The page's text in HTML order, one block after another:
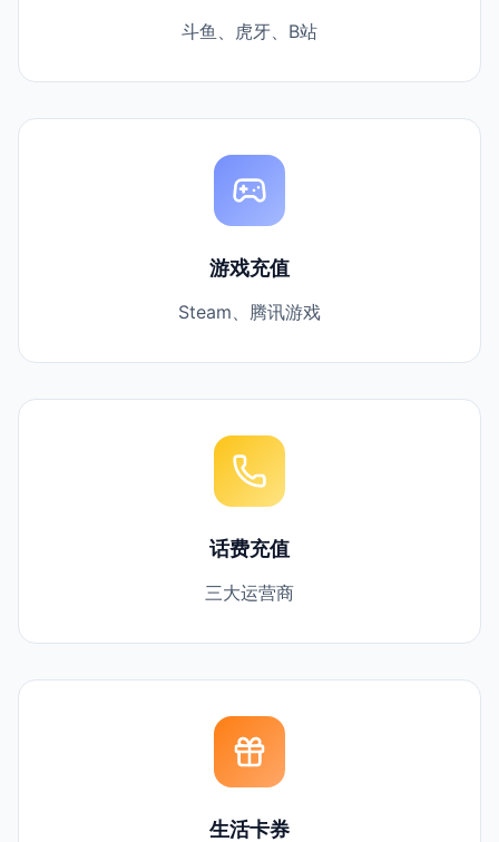
斗鱼、虎牙、B站
游戏充值
Steam、腾讯游戏
话费充值
三大运营商
生活卡券